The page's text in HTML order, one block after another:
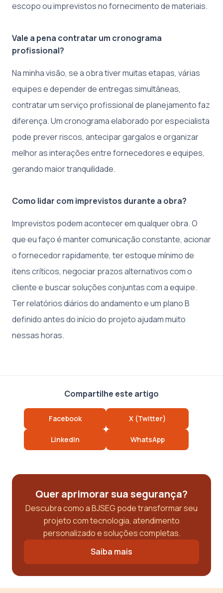
escopo ou imprevistos no fornecimento de materiais.
Vale a pena contratar um cronograma
profissional?
Na minha visão, se a obra tiver muitas etapas, várias
equipes e depender de entregas simultâneas,
contratar um serviço profissional de planejamento faz
diferença. Um cronograma elaborado por especialista
pode prever riscos, antecipar gargalos e organizar
melhor as interações entre fornecedores e equipes,
gerando maior tranquilidade.
Como lidar com imprevistos durante a obra?
Imprevistos podem acontecer em qualquer obra. O
que eu faço é manter comunicação constante, acionar
o fornecedor rapidamente, ter estoque mínimo de
itens críticos, negociar prazos alternativos com o
cliente e buscar soluções conjuntas com a equipe.
Ter relatórios diários do andamento e um plano B
definido antes do início do projeto ajudam muito
nessas horas.
Compartilhe este artigo
Facebook X (Twitter)
LinkedIn WhatsApp
Quer aprimorar sua segurança?
Descubra como a BJSEG pode transformar seu
projeto com tecnologia, atendimento
personalizado e soluções completas.
Saiba mais